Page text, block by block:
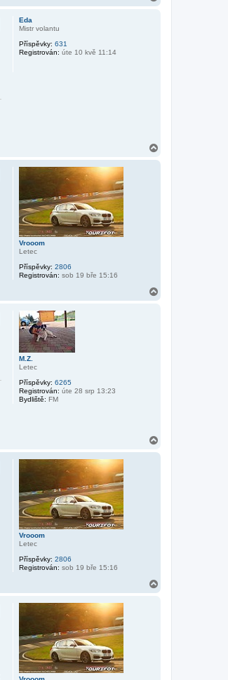
Eda
Mistr volantu
Příspěvky: 631
Registrován: úte 10 kvě 11:14
Vrooom
Letec
Příspěvky: 2806
Registrován: sob 19 bře 15:16
M.Z.
Letec
Příspěvky: 6265
Registrován: úte 28 srp 13:23
Bydliště: FM
Vrooom
Letec
Příspěvky: 2806
Registrován: sob 19 bře 15:16